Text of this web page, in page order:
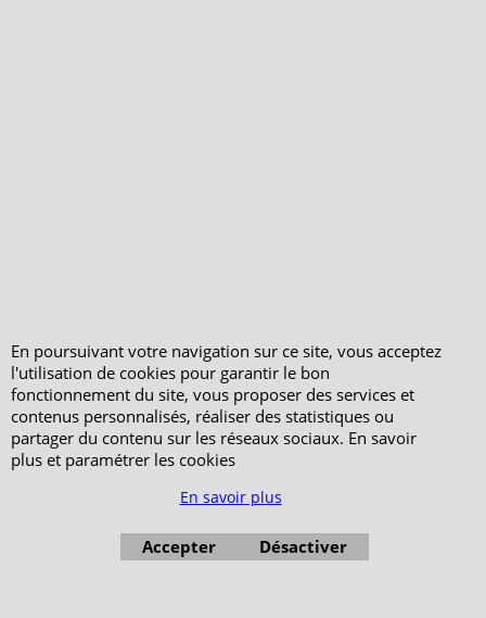
En poursuivant votre navigation sur ce site, vous acceptez
l'utilisation de cookies pour garantir le bon
fonctionnement du site, vous proposer des services et
contenus personnalisés, réaliser des statistiques ou
partager du contenu sur les réseaux sociaux. En savoir
plus et paramétrer les cookies
En savoir plus
Accepter Désactiver